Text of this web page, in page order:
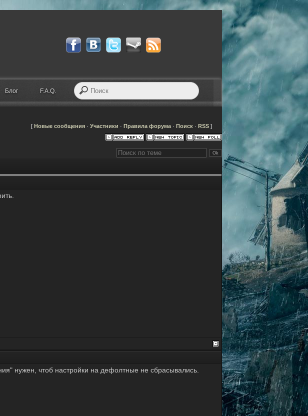
Блог F.A.Q.
[ Новые сообщения · Участники · Правила форума · Поиск · RSS ]
нужен, чтоб настройки на дефолтные не сбрасывались.